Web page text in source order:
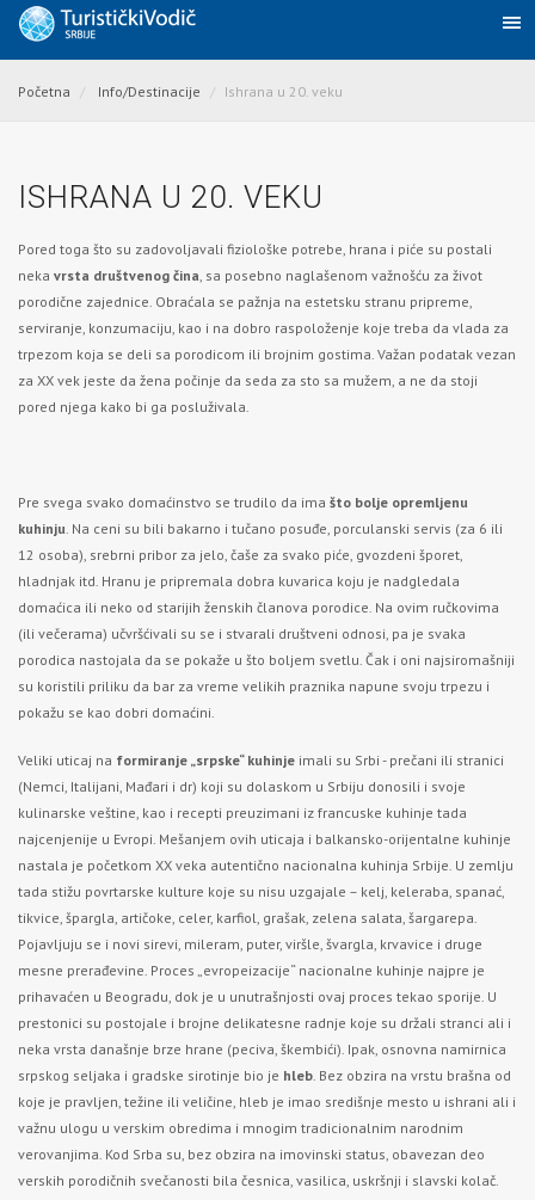
Početna Info/Destinacije Ishrana u 20. veku
ISHRANA U 20. VEKU
Pored toga što su zadovoljavali fiziološke potrebe, hrana i piće su postali
neka vrsta društvenog čina, sa posebno naglašenom važnošću za život
porodične zajednice. Obraćala se pažnja na estetsku stranu pripreme,
serviranje, konzumaciju, kao i na dobro raspoloženje koje treba da vlada za
trpezom koja se deli sa porodicom ili brojnim gostima. Važan podatak vezan
za XX vek jeste da žena počinje da seda za sto sa mužem, a ne da stoji
pored njega kako bi ga posluživala.
Pre svega svako domaćinstvo se trudilo da ima što bolje opremljenu
kuhinju. Na ceni su bili bakarno i tučano posuđe, porculanski servis (za 6 ili
12 osoba), srebrni pribor za jelo, čaše za svako piće, gvozdeni šporet,
hladnjak itd. Hranu je pripremala dobra kuvarica koju je nadgledala
domaćica ili neko od starijih ženskih članova porodice. Na ovim ručkovima
(ili večerama) učvršćivali su se i stvarali društveni odnosi, pa je svaka
porodica nastojala da se pokaže u što boljem svetlu. Čak i oni najsiromašniji
su koristili priliku da bar za vreme velikih praznika napune svoju trpezu i
pokažu se kao dobri domaćini.
Veliki uticaj na formiranje „srpske“kuhinje imali su Srbi - prečani ili stranici
(Nemci, Italijani, Mađari i dr) koji su dolaskom u Srbiju donosili i svoje
kulinarske veštine, kao i recepti preuzimani iz francuske kuhinje tada
najcenjenije u Evropi. Mešanjem ovih uticaja i balkansko-orijentalne kuhinje
nastala je početkom XX veka autentično nacionalna kuhinja Srbije. U zemlju
tada stižu povrtarske kulture koje su nisu uzgajale – kelj, keleraba, spanać,
tikvice, špargla, artičoke, celer, karfiol, grašak, zelena salata, šargarepa.
Pojavljuju se i novi sirevi, mileram, puter, viršle, švargla, krvavice i druge
mesne prerađevine. Proces „evropeizacije“ nacionalne kuhinje najpre je
prihavaćen u Beogradu, dok je u unutrašnjosti ovaj proces tekao sporije. U
prestonici su postojale i brojne delikatesne radnje koje su držali stranci ali i
neka vrsta današnje brze hrane (peciva, škembići). Ipak, osnovna namirnica
srpskog seljaka i gradske sirotinje bio je hleb. Bez obzira na vrstu brašna od
koje je pravljen, težine ili veličine, hleb je imao središnje mesto u ishrani ali i
važnu ulogu u verskim obredima i mnogim tradicionalnim narodnim
verovanjima. Kod Srba su, bez obzira na imovinski status, obavezan deo
verskih porodičnih svečanosti bila česnica, vasilica, uskršnji i slavski kolač.